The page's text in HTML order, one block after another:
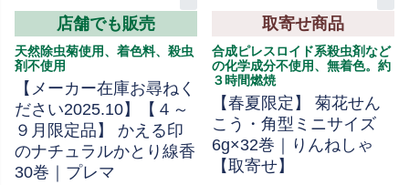
店舗でも販売
天然除虫菊使用、着色料、殺虫
剤不使用
【メーカー在庫お尋ねく
ださい2025.10】【４～
９月限定品】 かえる印
のナチュラルかとり線香
30巻｜プレマ
取寄せ商品
合成ピレスロイド系殺虫剤など
の化学成分不使用、無着色。約
３時間燃焼
【春夏限定】 菊花せん
こう・角型ミニサイズ
6g×32巻｜りんねしゃ
【取寄せ】